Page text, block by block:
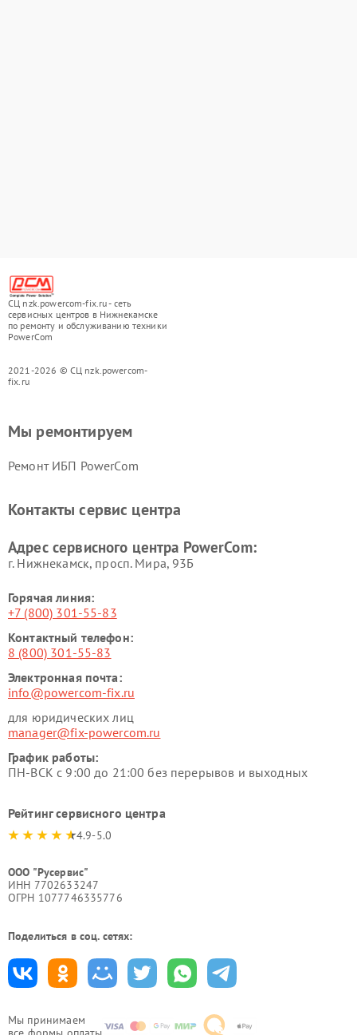
СЦ nzk.powercom-fix.ru - сеть
сервисных центров в Нижнекамске
по ремонту и обслуживанию техники
PowerCom
2021-2026 © СЦ nzk.powercom-
fix.ru
Мы принимаем
Мы ремонтируем
Ремонт ИБП PowerCom
Контакты сервис центра
Адрес сервисного центра PowerCom:
г. Нижнекамск, просп. Мира, 93Б
Горячая линия:
+7 (800) 301-55-83
Контактный телефон:
8 (800) 301-55-83
Электронная почта:
info@powercom-fix.ru
для юридических лиц
manager@fix-powercom.ru
График работы:
ПН-ВСК с 9:00 до 21:00 без перерывов и выходных
Рейтинг сервисного центра
4.9-5.0
ООО "Русервис"
ИНН 7702633247
ОГРН 1077746335776
Поделиться в соц. сетях: